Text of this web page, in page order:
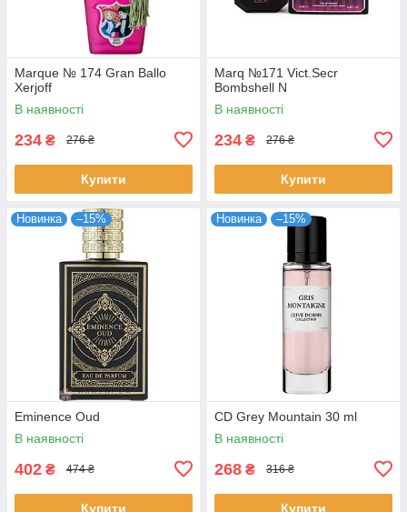
Marque № 174 Gran Ballo
Xerjoff
В наявності
234 ₴ 276 ₴
Купити
Marq №171 Vict.Secr
Bombshell N
В наявності
234 ₴ 276 ₴
Купити
Новинка –15%
Eminence Oud
В наявності
402 ₴ 474 ₴
Купити
Новинка –15%
CD Grey Mountain 30 ml
В наявності
268 ₴ 316 ₴
Купити